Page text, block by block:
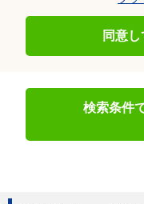
同意
検索条件